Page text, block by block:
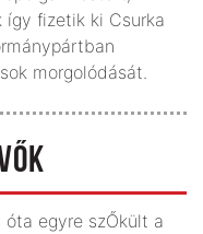
így fizetik ki Csurka
morgolódását.
óta egyre szŐkült a